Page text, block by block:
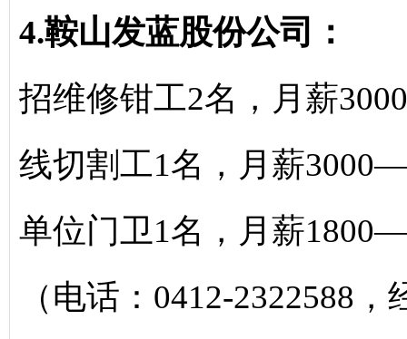
4.鞍山发蓝股份公司：
招维修钳工2名，月薪
线切割工1名，月薪
单位门卫1名，月薪
（电话：0412-2322588